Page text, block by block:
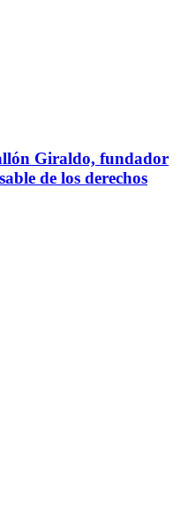
Giraldo, fundador
de los derechos